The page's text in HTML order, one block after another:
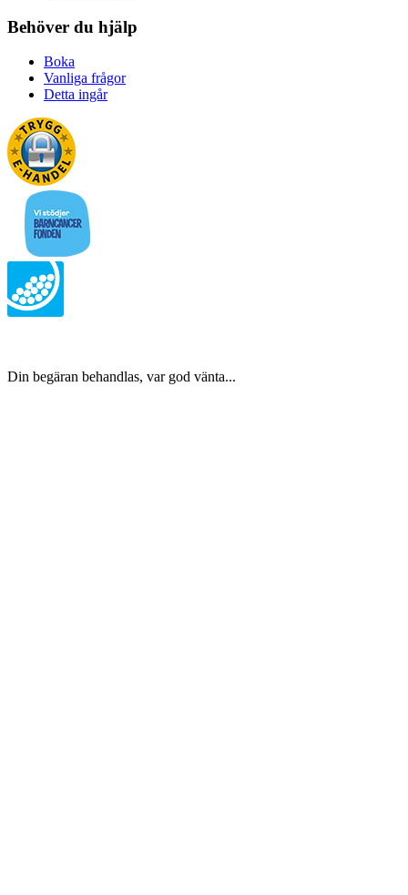
Behöver du hjälp
Boka
Vanliga frågor
Detta ingår
Din begäran behandlas, var god vänta...